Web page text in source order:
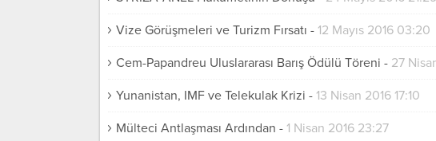
Vize Görüşmeleri ve Turizm Fırsatı - 12 Mayıs 2016 03:20
Cem-Papandreu Uluslararası Barış Ödülü Töreni - 27
Yunanistan, IMF ve Telekulak Krizi - 13 Nisan 2016 17:10
Mülteci Antlaşması Ardından - 1 Nisan 2016 23:27